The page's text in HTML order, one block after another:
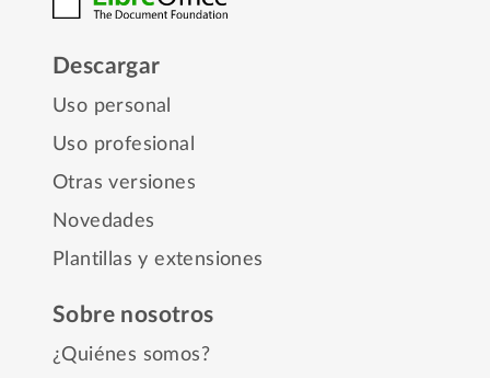
Descargar
Uso personal
Uso profesional
Otras versiones
Novedades
Plantillas y extensiones
Sobre nosotros
¿Quiénes somos?